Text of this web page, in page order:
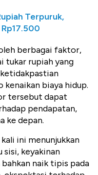
Terpuruk,
berbagai faktor,
tukar rupiah yang
biaya hidup.
tersebut dapat
pendapatan,
ke depan.
ini menunjukkan
sisi, keyakinan
naik tipis pada